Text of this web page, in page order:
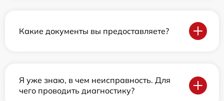
Какие документы вы предоставляете?
Я уже знаю, в чем неисправность. Для
чего проводить диагностику?